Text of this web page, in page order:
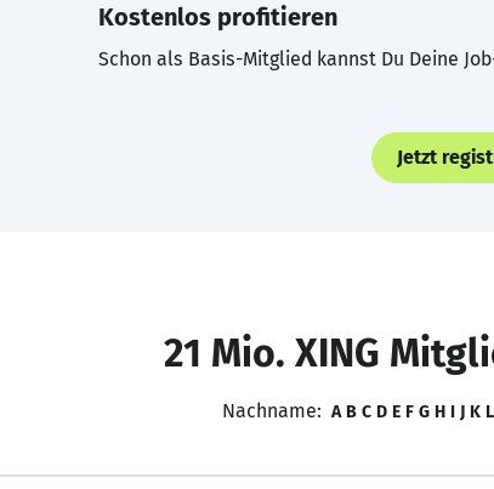
Kostenlos profitieren
Schon als Basis-Mitglied kannst Du Deine
Jetzt
21 Mio. XING
Nachname: A B C D E F G H I J K L